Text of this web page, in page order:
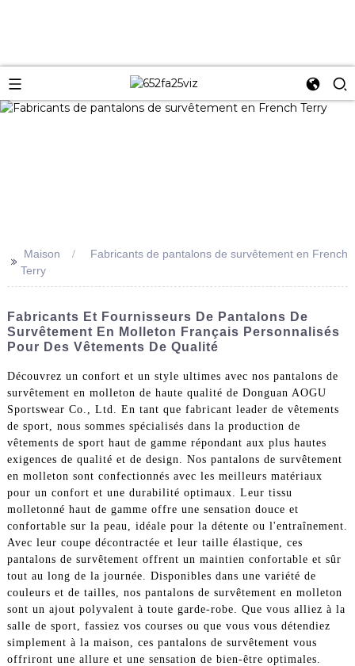
>> Maison
Fabricants de pantalons de survêtement en French
Terry
Fabricants Et Fournisseurs De Pantalons De
Survêtement En Molleton Français Personnalisés
Pour Des Vêtements De Qualité
Découvrez un confort et un style ultimes avec nos pantalons de
survêtement en molleton de haute qualité de Donguan AOGU
Sportswear Co., Ltd. En tant que fabricant leader de vêtements
de sport, nous sommes spécialisés dans la production de
vêtements de sport haut de gamme répondant aux plus hautes
exigences de qualité et de design. Nos pantalons de survêtement
en molleton sont confectionnés avec les meilleurs matériaux
pour un confort et une durabilité optimaux. Leur tissu
molletonné haut de gamme offre une sensation douce et
confortable sur la peau, idéale pour la détente ou l'entraînement.
Avec leur coupe décontractée et leur taille élastique, ces
pantalons de survêtement offrent un maintien confortable et sûr
tout au long de la journée. Disponibles dans une variété de
couleurs et de tailles, nos pantalons de survêtement en molleton
sont un ajout polyvalent à toute garde-robe. Que vous alliez à la
salle de sport, fassiez vos courses ou que vous vous détendiez
simplement à la maison, ces pantalons de survêtement vous
offriront une allure et une sensation de bien-être optimales.